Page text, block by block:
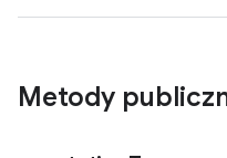
Metody